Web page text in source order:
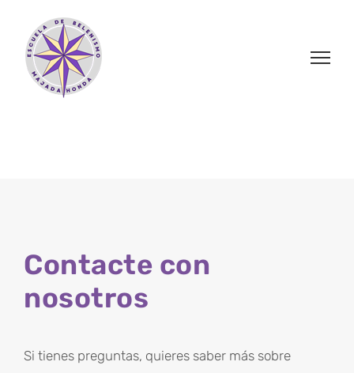
contenido
Contacte con
nosotros
Si tienes preguntas, quieres saber más sobre